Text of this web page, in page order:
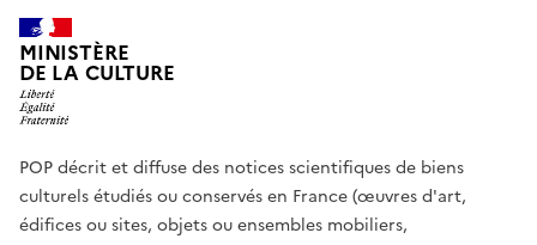
MINISTÈRE
DE LA CULTURE
POP décrit et diffuse des notices scientifiques de biens
culturels étudiés ou conservés en France (œuvres d'art,
édifices ou sites, objets ou ensembles mobiliers,